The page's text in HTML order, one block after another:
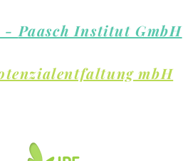
- Paasch Institut GmbH
mbH